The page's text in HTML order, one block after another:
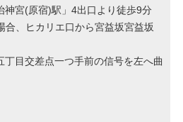
神宮(原宿)駅」4出口より徒歩9分
、ヒカリエ口から宮益坂宮益坂
目交差点一つ手前の信号を左へ曲